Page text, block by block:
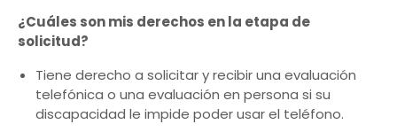
¿Cuáles son mis derechos en la etapa de
solicitud?
Tiene derecho a solicitar y recibir una evaluación
telefónica o una evaluación en persona si su
discapacidad le impide poder usar el teléfono.